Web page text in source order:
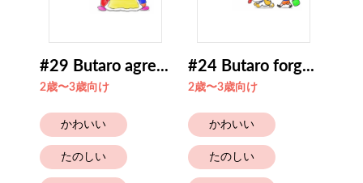
#29 Butaro agre...
2歳〜3歳向け
かわいい
たのしい
#24 Butaro forg...
2歳〜3歳向け
かわいい
たのしい